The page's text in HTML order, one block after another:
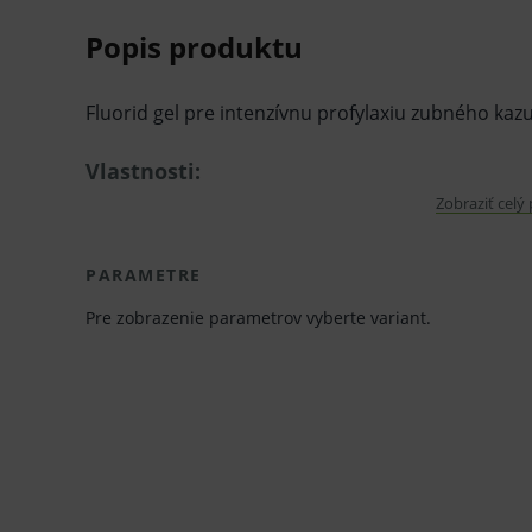
Popis produktu
Fluorid gel pre intenzívnu profylaxiu zubného
Vlastnosti:
Znižuje tvorbu zubného povlaku.
Urýchľuje remineralizáciu.
Zobraziť celý
PARAMETRE
Pre zobrazenie parametrov vyberte variant.